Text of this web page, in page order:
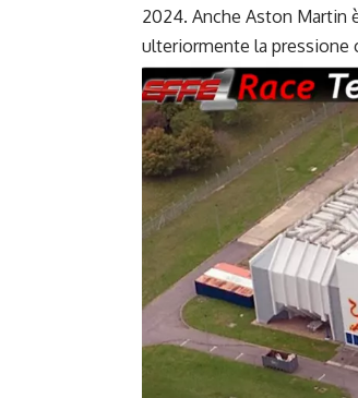
2024. Anche Aston Martin
ulteriormente la pressione